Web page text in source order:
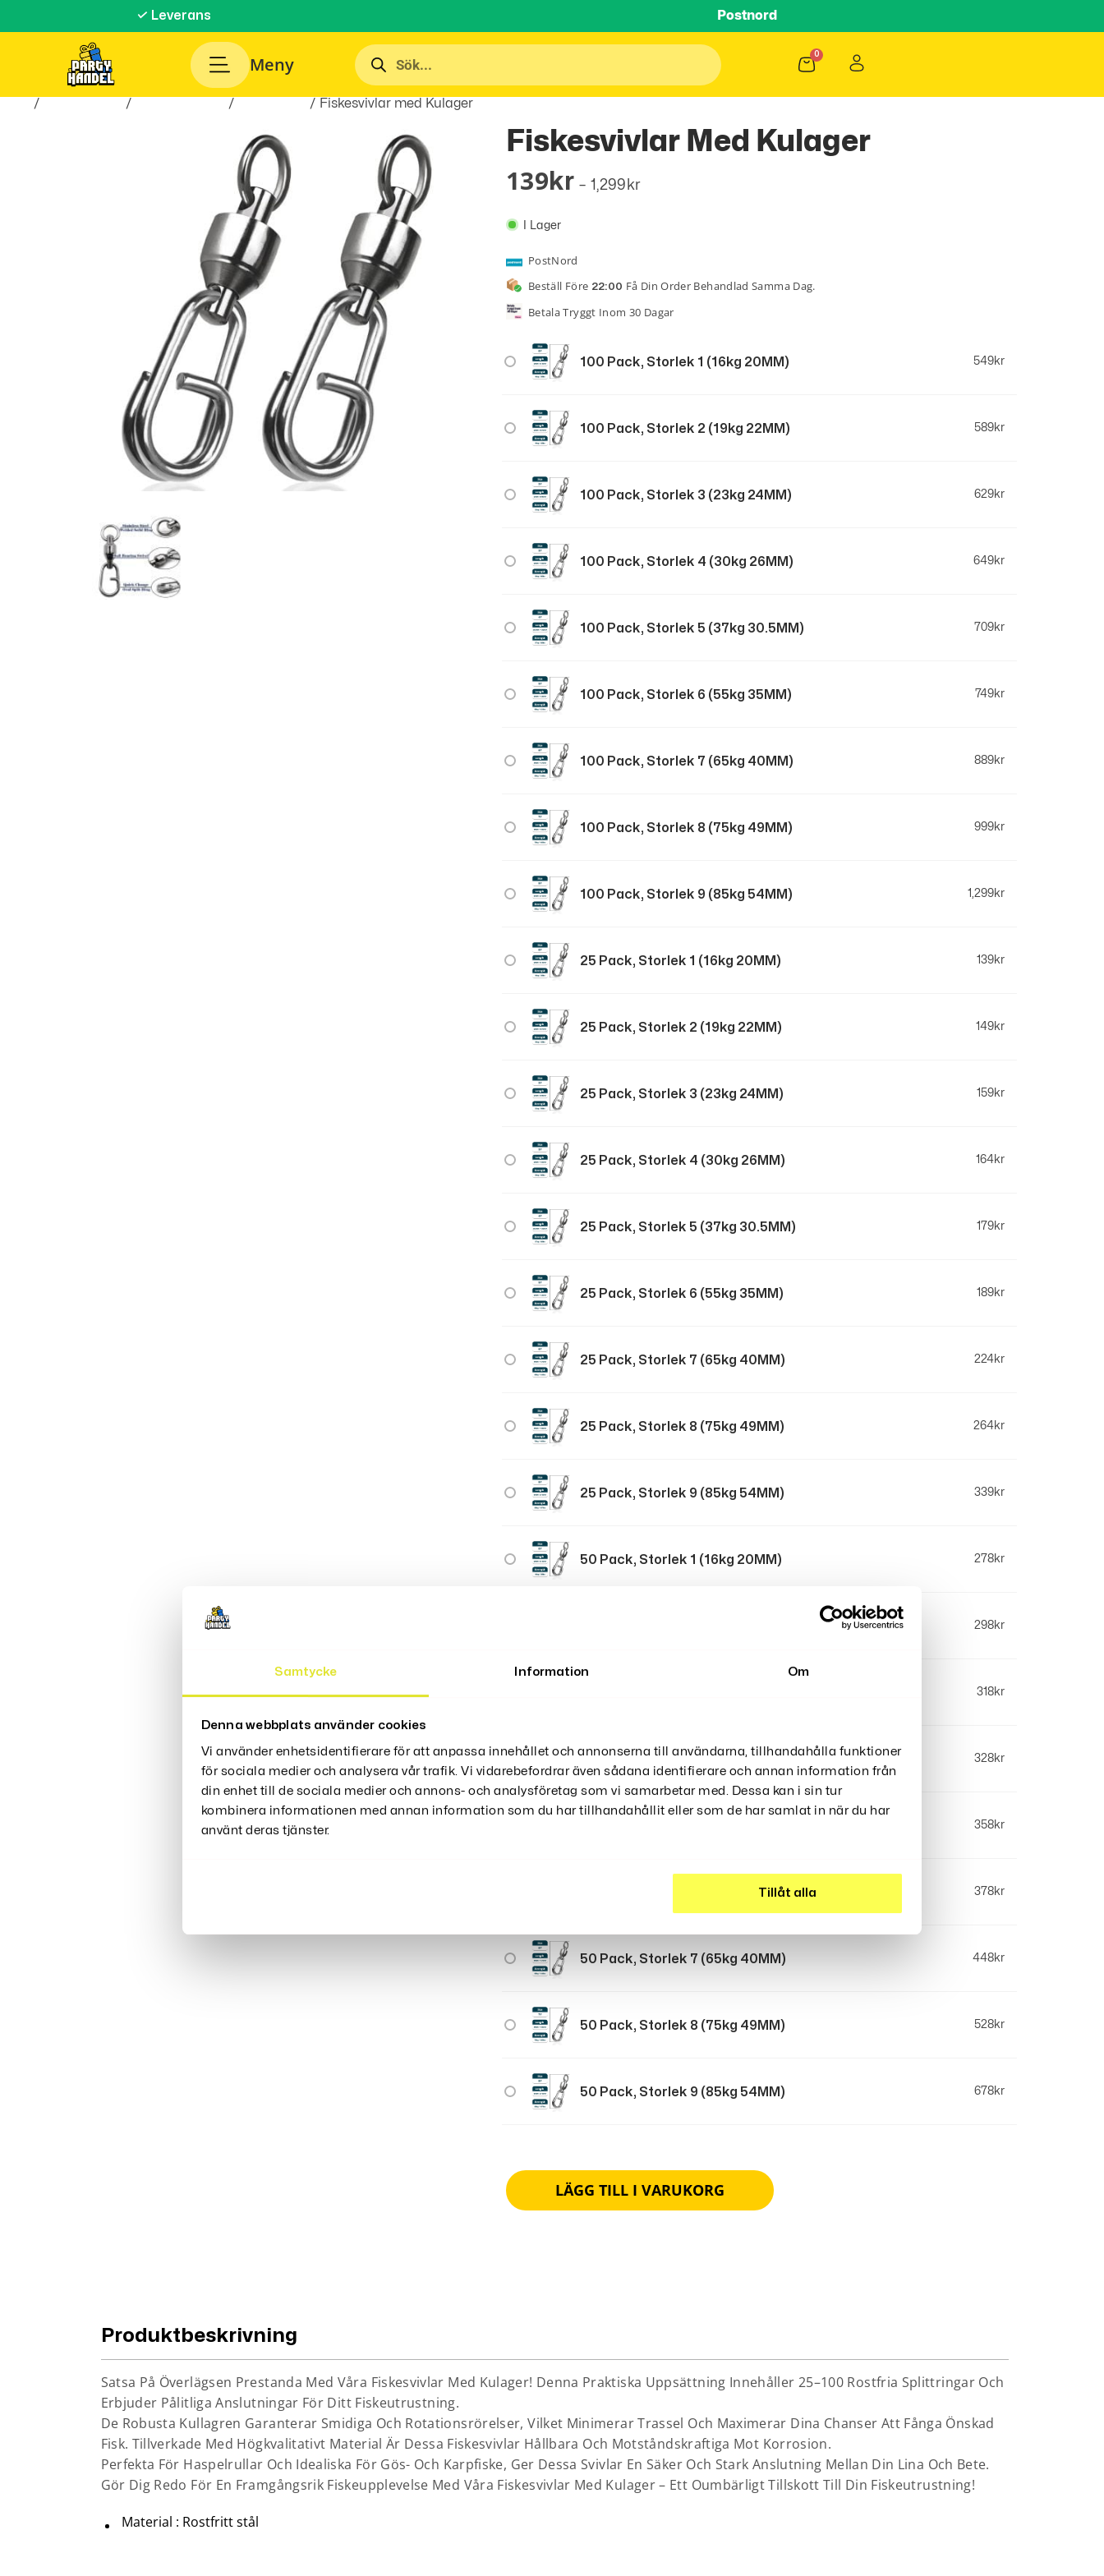
Samtycke Information Om
Denna webbplats använder cookies
Vi använder enhetsidentifierare för att anpassa innehållet och annonserna till användarna, tillhandahålla funktioner
för sociala medier och analysera vår trafik. Vi vidarebefordrar även sådana identifierare och annan information från
din enhet till de sociala medier och annons- och analysföretag som vi samarbetar med. Dessa kan i sin tur
kombinera informationen med annan information som du har tillhandahållit eller som de har samlat in när du har
använt deras tjänster.
Tillåt alla
✓ Leverans Postnord
Meny
/ / / / Fiskesvivlar med Kulager
Fiskesvivlar Med Kulager
139 Kr – 1,299 Kr
I Lager
PostNord
Beställ Före 22:00 Få Din Order Behandlad Samma Dag.
Betala Tryggt Inom 30 Dagar
100 Pack, Storlek 1 (16kg 20MM) 549kr
100 Pack, Storlek 2 (19kg 22MM) 589kr
100 Pack, Storlek 3 (23kg 24MM) 629kr
100 Pack, Storlek 4 (30kg 26MM) 649kr
100 Pack, Storlek 5 (37kg 30.5MM) 709kr
100 Pack, Storlek 6 (55kg 35MM) 749kr
100 Pack, Storlek 7 (65kg 40MM) 889kr
100 Pack, Storlek 8 (75kg 49MM) 999kr
100 Pack, Storlek 9 (85kg 54MM) 1,299kr
25 Pack, Storlek 1 (16kg 20MM) 139kr
25 Pack, Storlek 2 (19kg 22MM) 149kr
25 Pack, Storlek 3 (23kg 24MM) 159kr
25 Pack, Storlek 4 (30kg 26MM) 164kr
25 Pack, Storlek 5 (37kg 30.5MM) 179kr
25 Pack, Storlek 6 (55kg 35MM) 189kr
25 Pack, Storlek 7 (65kg 40MM) 224kr
25 Pack, Storlek 8 (75kg 49MM) 264kr
25 Pack, Storlek 9 (85kg 54MM) 339kr
50 Pack, Storlek 1 (16kg 20MM) 278kr
298kr
318kr
50 Pack, Storlek 4 (30kg 26MM) 328kr
358kr
50 Pack, Storlek 6 (55kg 35MM) 378kr
50 Pack, Storlek 7 (65kg 40MM) 448kr
50 Pack, Storlek 8 (75kg 49MM) 528kr
50 Pack, Storlek 9 (85kg 54MM) 678kr
LÄGG TILL I VARUKORG
Produktbeskrivning
Satsa På Överlägsen Prestanda Med Våra Fiskesvivlar Med Kulager! Denna Praktiska Uppsättning Innehåller 25–100 Rostfria Splittringar Och
Erbjuder Pålitliga Anslutningar För Ditt Fiskeutrustning.
De Robusta Kullagren Garanterar Smidiga Och Rotationsrörelser, Vilket Minimerar Trassel Och Maximerar Dina Chanser Att Fånga Önskad
Fisk. Tillverkade Med Högkvalitativt Material Är Dessa Fiskesvivlar Hållbara Och Motståndskraftiga Mot Korrosion.
Perfekta För Haspelrullar Och Idealiska För Gös- Och Karpfiske, Ger Dessa Svivlar En Säker Och Stark Anslutning Mellan Din Lina Och Bete.
Gör Dig Redo För En Framgångsrik Fiskeupplevelse Med Våra Fiskesvivlar Med Kulager – Ett Oumbärligt Tillskott Till Din Fiskeutrustning!
Material : Rostfritt stål